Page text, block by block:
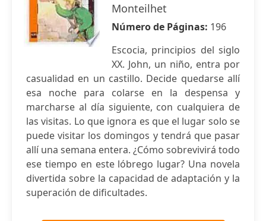
Monteilhet
Número de Páginas: 196
Escocia, principios del siglo
XX. John, un niño, entra por
casualidad en un castillo. Decide quedarse allí
esa noche para colarse en la despensa y
marcharse al día siguiente, con cualquiera de
las visitas. Lo que ignora es que el lugar solo se
puede visitar los domingos y tendrá que pasar
allí una semana entera. ¿Cómo sobrevivirá todo
ese tiempo en este lóbrego lugar? Una novela
divertida sobre la capacidad de adaptación y la
superación de dificultades.